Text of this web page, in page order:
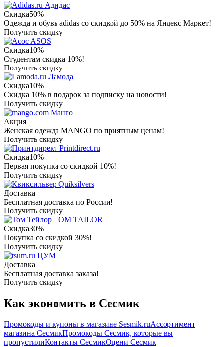
Адидас
Скидка50%
Одежда и обувь adidas со скидкой до 50% на Яндекс Маркет!
Получить скидку
ASOS
Скидка10%
Студентам скидка 10%!
Получить скидку
Ламода
Скидка10%
Скидка 10% в подарок за подписку на новости!
Получить скидку
Манго
Акция
Женская одежда MANGO по приятным ценам!
Получить скидку
Printdirect.ru
Скидка10%
Первая покупка со скидкой 10%!
Получить скидку
Quiksilvers
Доставка
Бесплатная доставка по России!
Получить скидку
TOM TAILOR
Скидка30%
Покупка со скидкой 30%!
Получить скидку
ЦУМ
Доставка
Бесплатная доставка заказа!
Получить скидку
Как экономить в Сесмик
Промокоды и купоны в магазине Sesmik.ruАссортимент
магазина СесмикПромокоды Сесмик, которые вы
пропустилиКонтакты СесмикОцени Сесмик